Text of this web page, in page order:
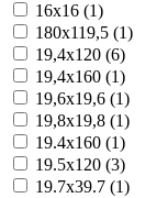
16x16 (1)
180x119,5 (1)
19,4x120 (6)
19,4x160 (1)
19,6x19,6 (1)
19,8x19,8 (1)
19.4x160 (1)
19.5x120 (3)
19.7x39.7 (1)